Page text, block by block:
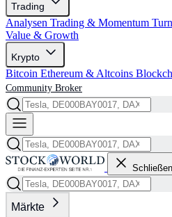
Trading
Analysen Trading & Momentum
Value & Growth
Krypto
Bitcoin Ethereum & Altcoins
Community Broker
Schließen
Märkte